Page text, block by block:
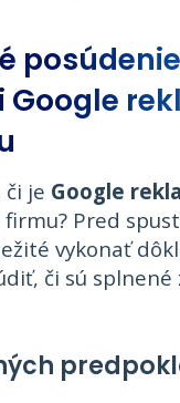
posúdenie
je Google
firmu? Pred
vykonať
či sú splnené